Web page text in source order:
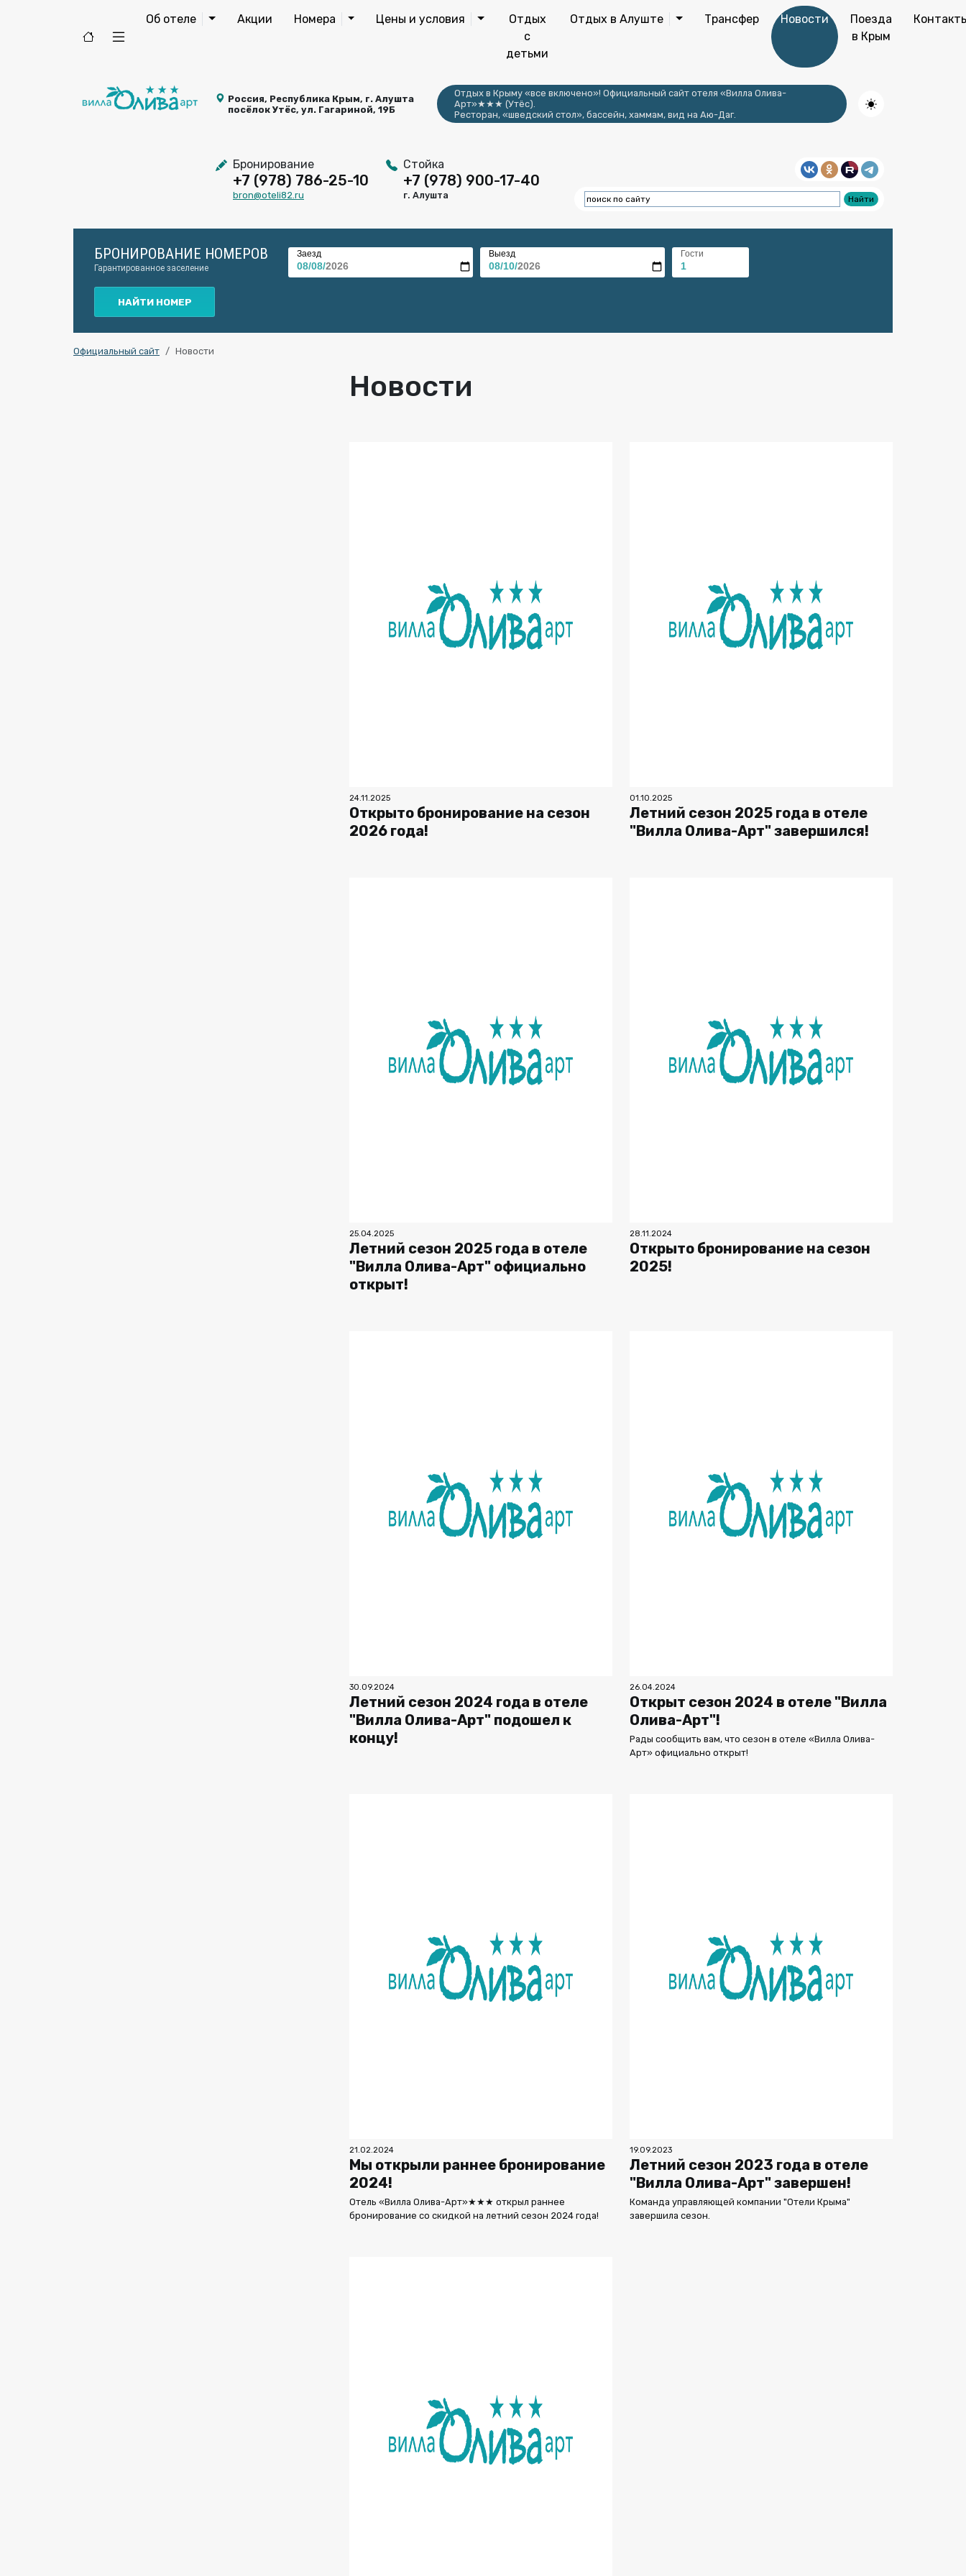
Об отеле Акции Номера Цены и условия
Отдых
с
детьми
Отдых в Алуште Трансфер Новости
Поезда
в Крым
Россия, Республика Крым, г. Алушта
посёлок Утёс, ул. Гагариной, 19Б
Отдых в Крыму «все включено»! Официальный сайт отеля «Вилла Олива-
Арт»★★★ (Утёс).
Ресторан, «шведский стол», бассейн, хаммам, вид на Аю-Даг.
Бронирование
+7 (978) 786-25-10
bron@oteli82.ru
Стойка
+7 (978) 900-17-40
г. Алушта
БРОНИРОВАНИЕ НОМЕРОВ
Гарантированное заселение
Заезд Выезд Гости
Официальный сайт Новости
Новости
24.11.2025
Открыто бронирование на сезон
2026 года!
01.10.2025
Летний сезон 2025 года в отеле
"Вилла Олива-Арт" завершился!
25.04.2025
Летний сезон 2025 года в отеле
"Вилла Олива-Арт" официально
открыт!
28.11.2024
Открыто бронирование на сезон
2025!
30.09.2024
Летний сезон 2024 года в отеле
"Вилла Олива-Арт" подошел к
концу!
26.04.2024
Открыт сезон 2024 в отеле "Вилла
Олива-Арт"!
Рады сообщить вам, что сезон в отеле «Вилла Олива-
Арт» официально открыт!
21.02.2024
Мы открыли раннее бронирование
2024!
Отель «Вилла Олива-Арт»★★★ открыл раннее
бронирование со скидкой на летний сезон 2024 года!
19.09.2023
Летний сезон 2023 года в отеле
"Вилла Олива-Арт" завершен!
Команда управляющей компании "Отели Крыма"
завершила сезон.